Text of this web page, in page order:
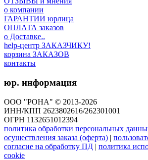
о компании
ГАРАНТИИ юрлица
ОПЛАТА заказов
о Доставке..
help-центр ЗАКАЗЧИКУ!
корзина ЗАКАЗОВ
контакты
юр. информация
ООО "РОНА" © 2013-2026
ИНН/КПП 2623802616/262301001
ОГРН 1132651012394
политика обработки персональных
осуществления заказа (оферта) |
согласие на обработку ПД | политика
cookie